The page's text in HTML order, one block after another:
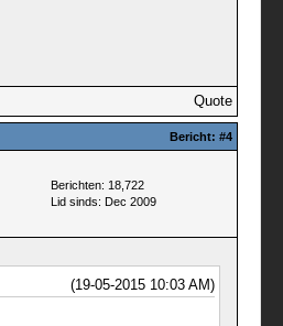
Quote
Bericht: #4
Berichten: 18,722
Lid sinds: Dec 2009
(19-05-2015 10:03 AM)